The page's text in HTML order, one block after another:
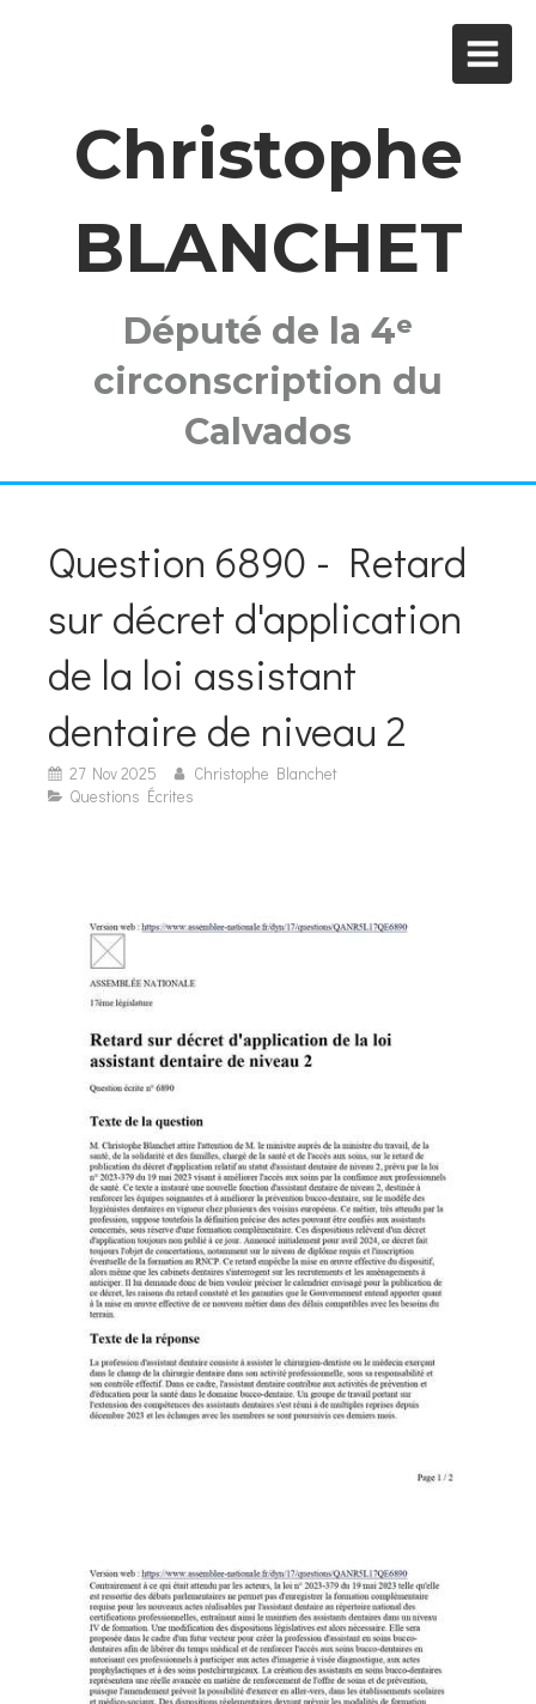
Christophe
BLANCHET
Député de la 4ᵉ
circonscription du
Calvados
Question 6890 - Retard
sur décret d'application
de la loi assistant
dentaire de niveau 2
27 Nov 2025
Christophe Blanchet
Questions Écrites